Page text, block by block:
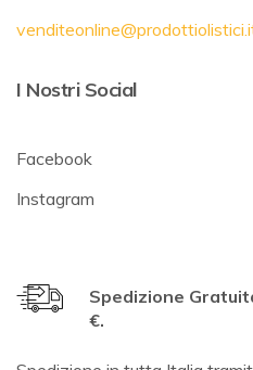
I Nostri Social
Facebook
Instagram
Spedizione
€.